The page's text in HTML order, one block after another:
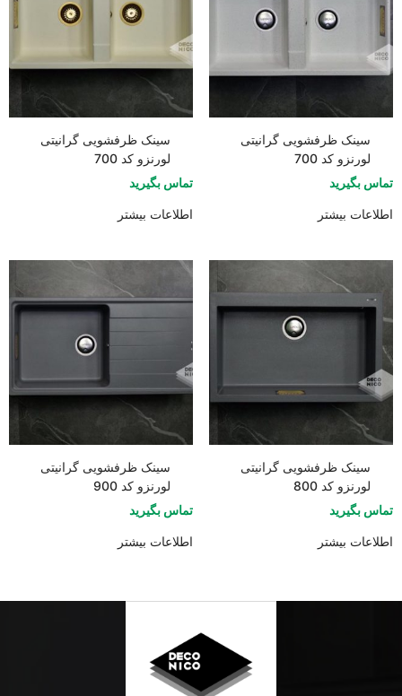
سینک ظرفشویی گرانیتی
لورنزو کد 700
تماس بگیرید
اطلاعات بیشتر
سینک ظرفشویی گرانیتی
لورنزو کد 700
تماس بگیرید
اطلاعات بیشتر
سینک ظرفشویی گرانیتی
لورنزو کد 800
تماس بگیرید
اطلاعات بیشتر
سینک ظرفشویی گرانیتی
لورنزو کد 900
تماس بگیرید
اطلاعات بیشتر